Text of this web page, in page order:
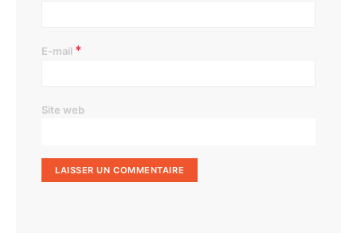
E-mail *
Site web